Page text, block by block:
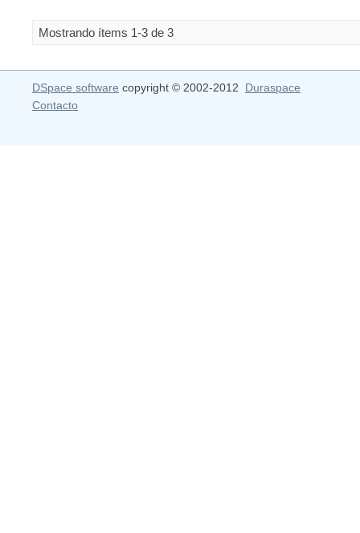
Mostrando ítems 1-3 de 3
DSpace software copyright © 2002-2012 Duraspace
Contacto